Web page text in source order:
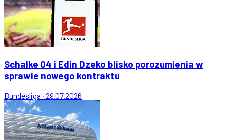
Schalke 04 i Edin Dzeko blisko porozumienia w
sprawie nowego kontraktu
Bundesliga · 29.07.2026